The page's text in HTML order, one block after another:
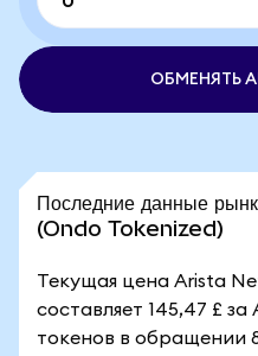
ОБМЕНЯТЬ
Последние данные
(Ondo Tokenized)
Текущая цена Arista
составляет 145,47 £ за
токенов в обращении